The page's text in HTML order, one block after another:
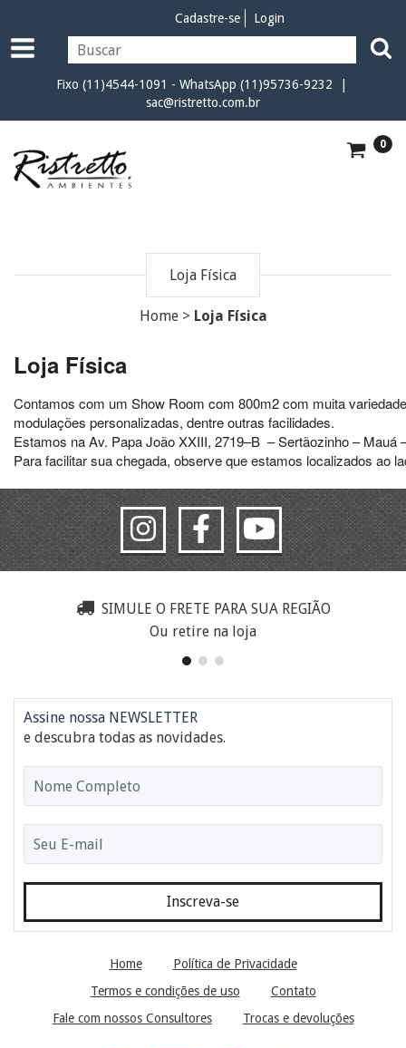
Cadastre-se Login
Fixo (11)4544-1091 - WhatsApp (11)95736-9232 |
sac@ristretto.com.br
0
Loja Física
Home > Loja Física
Loja Física
Contamos com um Show Room com 800m2 com muita
modulações personalizadas, dentre outras facilidades.
Estamos na Av. Papa João XXIII, 2719–B – Sertãozinho –
Para facilitar sua chegada, observe que estamos localizados ao
SIMULE O FRETE PARA SUA REGIÃO
Ou retire na loja
Assine nossa NEWSLETTER
e descubra todas as novidades.
Home
Política de Privacidade
Termos e condições de uso
Contato
Fale com nossos Consultores
Trocas e devoluções